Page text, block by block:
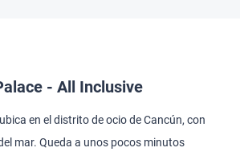
- All Inclusive
en el distrito de ocio de Cancún, con
mar. Queda a unos pocos minutos